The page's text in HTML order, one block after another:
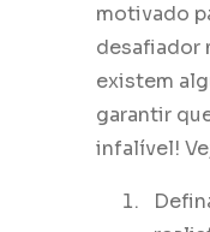
motivado
desafiador
existem
garantir
infalível!